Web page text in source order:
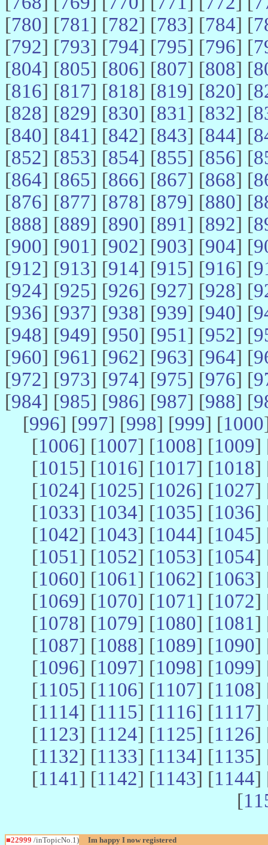
[780] [781] [782] [783] [784] [
[792] [793] [794] [795] [796] [
[804] [805] [806] [807] [808] [
[816] [817] [818] [819] [820] [
[828] [829] [830] [831] [832] [
[840] [841] [842] [843] [844] [
[852] [853] [854] [855] [856] [
[864] [865] [866] [867] [868] [
[876] [877] [878] [879] [880] [
[888] [889] [890] [891] [892] [
[900] [901] [902] [903] [904] [
[912] [913] [914] [915] [916] [
[924] [925] [926] [927] [928] [
[936] [937] [938] [939] [940] [
[948] [949] [950] [951] [952] [
[960] [961] [962] [963] [964] [
[972] [973] [974] [975] [976] [
[984] [985] [986] [987] [988] [
[996] [997] [998] [999] [1000
[1006] [1007] [1008] [1009]
[1015] [1016] [1017] [1018]
[1024] [1025] [1026] [1027]
[1033] [1034] [1035] [1036]
[1042] [1043] [1044] [1045]
[1051] [1052] [1053] [1054]
[1060] [1061] [1062] [1063]
[1069] [1070] [1071] [1072]
[1078] [1079] [1080] [1081]
[1087] [1088] [1089] [1090]
[1096] [1097] [1098] [1099]
[1105] [1106] [1107] [1108]
[1114] [1115] [1116] [1117]
[1123] [1124] [1125] [1126]
[1132] [1133] [1134] [1135]
[1141] [1142] [1143] [1144]
[
■22999 /inTopicNo.1) Im happy I now registered